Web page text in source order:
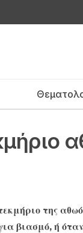
της
βιασμό, ή